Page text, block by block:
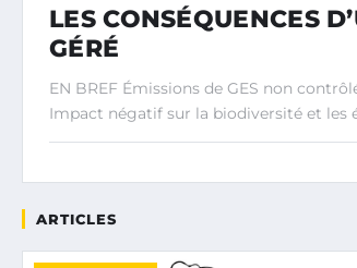
LES CONSÉQUENCES
GÉRÉ
EN BREF Émissions de GES non
Impact négatif sur la biodiversité et les
ARTICLES